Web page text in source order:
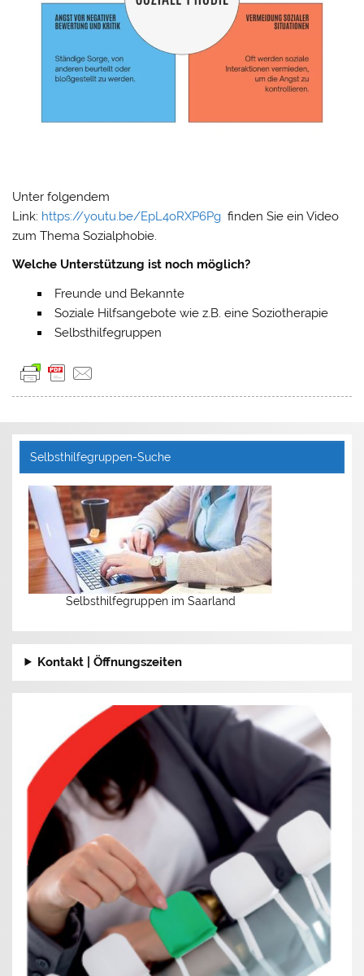
Unter folgendem
Link: https://youtu.be/EpL4oRXP6Pg finden Sie ein Video
zum Thema Sozialphobie.
Welche Unterstützung ist noch möglich?
Freunde und Bekannte
Soziale Hilfsangebote wie z.B. eine Soziotherapie
Selbsthilfegruppen
Selbsthilfegruppen-Suche
Selbsthilfegruppen im Saarland
Kontakt | Öffnungszeiten